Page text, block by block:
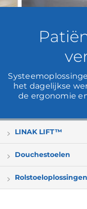
het dagelijkse
de ergonomie
LINAK LIFT™
Douchestoelen
Rolstoeloplossingen